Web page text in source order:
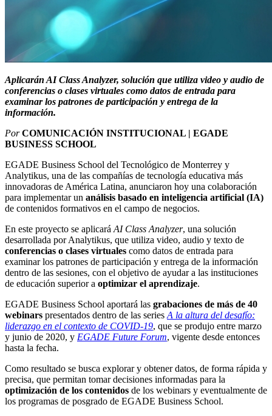
Aplicarán AI Class Analyzer, solución que utiliza video y audio de
conferencias o clases virtuales como datos de entrada para
examinar los patrones de participación y entrega de la
información.
PorCOMUNICACIÓN INSTITUCIONAL | EGADE
BUSINESS SCHOOL
EGADE Business School del Tecnológico de Monterrey y
Analytikus, una de las compañías de tecnología educativa más
innovadoras de América Latina, anunciaron hoy una colaboración
para implementar un análisis basado en inteligencia artificial (IA)
de contenidos formativos en el campo de negocios.
En este proyecto se aplicaráAI Class Analyzer, una solución
desarrollada porAnalytikus, que utiliza video, audio y texto de
conferencias o clases virtuales como datos de entrada para
examinar los patrones de participación y entrega de la información
dentro de las sesiones, con el objetivo de ayudar a las instituciones
de educación superior a optimizar el aprendizaje.
EGADE Business School aportará las grabaciones de más de 40
webinars presentados dentro de las seriesA la altura del desafío:
liderazgo en el contexto de COVID-19, que se produjo entre marzo
y junio de 2020, y EGADE Future Forum, vigente desde entonces
hasta la fecha.
Como resultado se busca explorar y obtener datos, de forma rápida y
precisa, que permitan tomar decisiones informadas para la
optimización de los contenidos de los webinars y eventualmente de
los programas de posgrado de EGADE Business School.